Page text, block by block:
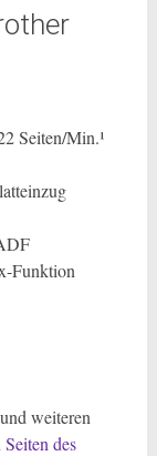
Seiten/Min.¹
Funktion
weiteren
Seiten des